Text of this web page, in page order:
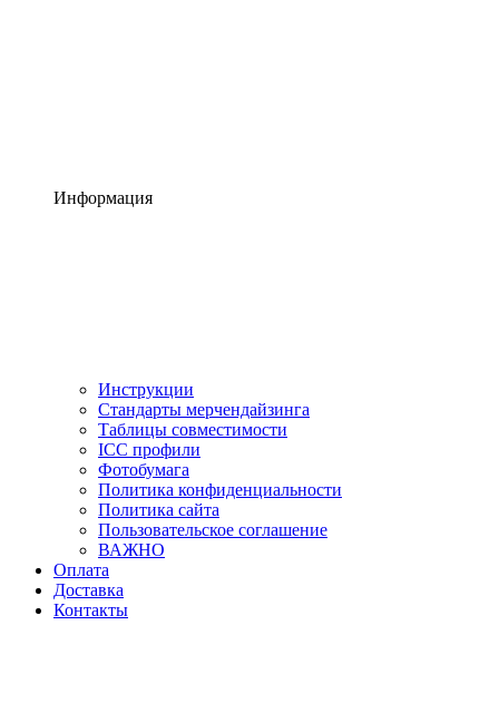
Информация
Инструкции
Стандарты мерчендайзинга
Таблицы совместимости
ICC профили
Фотобумага
Политика конфиденциальности
Политика сайта
Пользовательское соглашение
ВАЖНО
Оплата
Доставка
Контакты